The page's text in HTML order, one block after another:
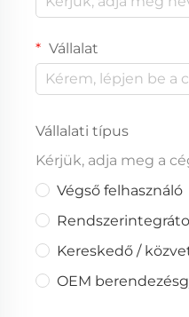
Vállalat
Vállalati típus
Kérjük, adja meg a
Végső felhasználó
Kereskedő /
OEM